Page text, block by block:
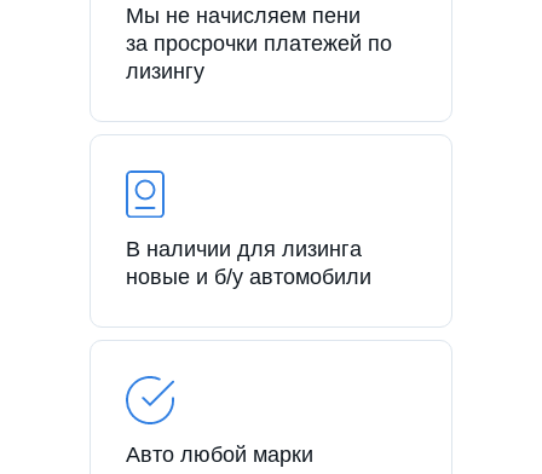
Мы не начисляем пени
за просрочки платежей по
лизингу
В наличии для лизинга
новые и б/у автомобили
Авто любой марки